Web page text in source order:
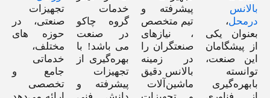
بالانس
درمحل،
بعنوان یکی
از پیشگامان
این صنعت،
توانسته
بابهره‌گیری
پیشرفته و
تیم متخصص
، نیازهای
صنعتگران را
در زمینه
بالانس دقیق
ماشین‌آلات
خدمات
گروه چاکو
در صنعت
می باشد! با
بهره‌گیری از
تجهیزات
پیشرفته و
تجهیزات
صنعتی، در
حوزه های
مختلف،
خدماتی
جامع و
تخصصی